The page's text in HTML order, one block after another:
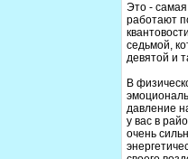
Это - самая
работают
седьмой,
девятой и
В
давление
у вас в
очень